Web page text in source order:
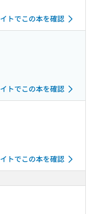
トでこの本を確認
トでこの本を確認
トでこの本を確認